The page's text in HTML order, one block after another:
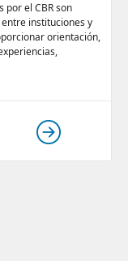
por el CBR son
instituciones y
orientación,